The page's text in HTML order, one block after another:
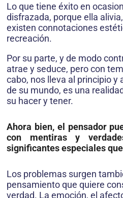
Lo que tiene éxito en
disfrazada, porque ella
existen connotaciones
recreación.
Por su parte, y de modo
atrae y seduce, pero con
cabo, nos lleva al principio y
de su mundo, es una
su hacer y tener.
Ahora bien, el pensador
con mentiras y
significantes especiales
Los problemas surgen
pensamiento que quiere
verdad. La emoción, el